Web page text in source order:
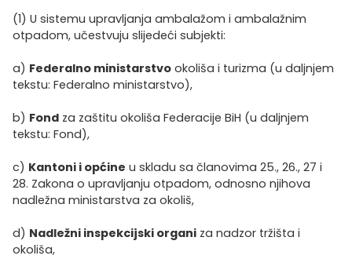
(1) U sistemu upravljanja ambalažom i ambalažnim
otpadom, učestvuju slijedeći subjekti:
a) Federalno ministarstvo okoliša i turizma (u daljnjem
tekstu: Federalno ministarstvo),
b) Fond za zaštitu okoliša Federacije BiH (u daljnjem
tekstu: Fond),
c) Kantoni i općine u skladu sa članovima 25., 26., 27 i
28. Zakona o upravljanju otpadom, odnosno njihova
nadležna ministarstva za okoliš,
d) Nadležni inspekcijski organi za nadzor tržišta i
okoliša,